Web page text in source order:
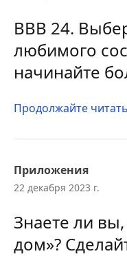
BBB 24.
любимого
начинайте
Продолжайте читать
Приложения
22 декабря 2023 г.
Знаете ли
дом»?